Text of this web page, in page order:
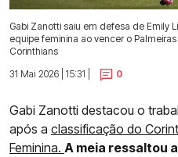
Gabi Zanotti saiu em defesa de Emily
equipe feminina ao vencer o
Corinthians
31 Mai 2026 | 15:31 |
0
Gabi Zanotti destacou o
após a classificação do
Feminina. A meia ressaltou